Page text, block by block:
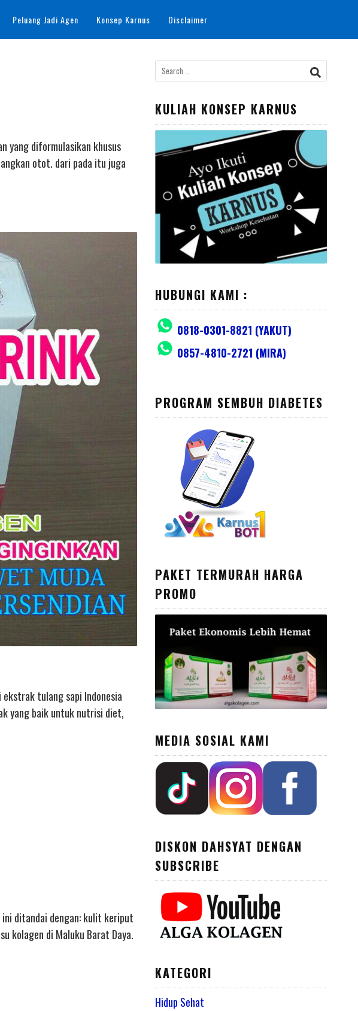
Peluang Jadi Agen Konsep Karnus Disclaimer
yang diformulasikan khusus
otot. dari pada itu juga
ekstrak tulang sapi Indonesia
yang baik untuk nutrisi diet,
ini ditandai dengan: kulit keriput
kolagen di Maluku Barat Daya.
Search
for:
KULIAH KONSEP KARNUS
HUBUNGI KAMI :
0818-0301-8821 (YAKUT)
0857-4810-2721 (MIRA)
PROGRAM SEMBUH DIABETES
PAKET TERMURAH HARGA
PROMO
MEDIA SOSIAL KAMI
DISKON DAHSYAT DENGAN
SUBSCRIBE
KATEGORI
Hidup Sehat